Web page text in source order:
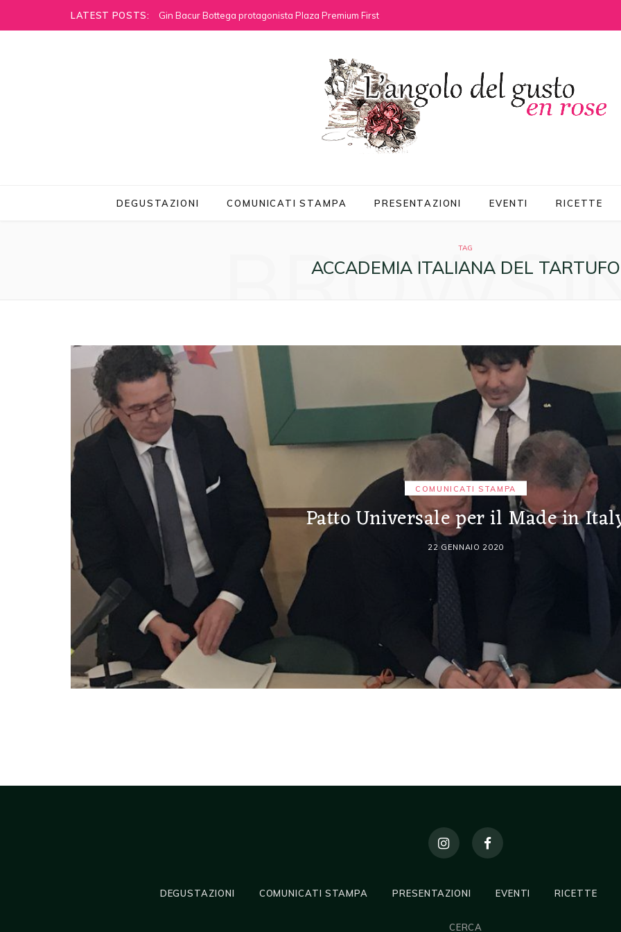
LATEST POSTS: Gin Bacur Bottega protagonista Plaza Premium First
DEGUSTAZIONI COMUNICATI STAMPA PRESENTAZIONI EVENTI RICETTE
TAG
ACCADEMIA ITALIANA DEL TARTUFO
COMUNICATI STAMPA
Patto Universale per il Made in
22 GENNAIO 2020
DEGUSTAZIONI COMUNICATI STAMPA PRESENTAZIONI EVENTI RICETTE
CERCA